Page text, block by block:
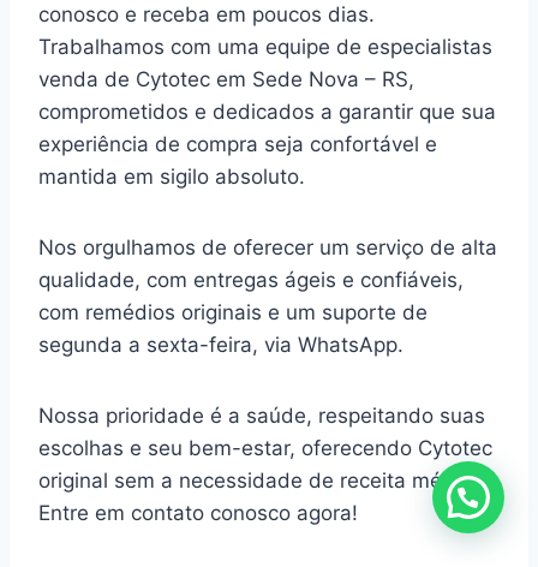
conosco e receba em poucos dias.
Trabalhamos com uma equipe de especialistas
venda de Cytotec em Sede Nova – RS,
comprometidos e dedicados a garantir que sua
experiência de compra seja confortável e
mantida em sigilo absoluto.
Nos orgulhamos de oferecer um serviço de alta
qualidade, com entregas ágeis e confiáveis,
com remédios originais e um suporte de
segunda a sexta-feira, via WhatsApp.
Nossa prioridade é a saúde, respeitando suas
escolhas e seu bem-estar, oferecendo Cytotec
original sem a necessidade de receita médica.
Entre em contato conosco agora!